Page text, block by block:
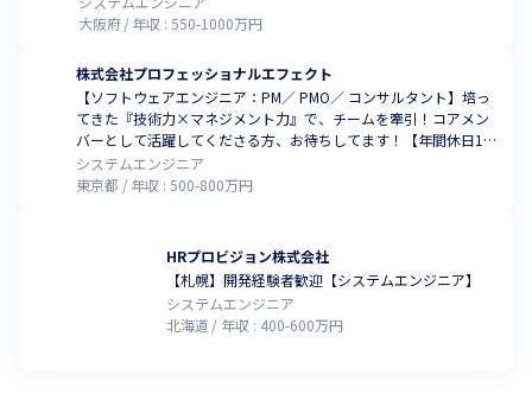
大阪府
年収 :550-1000万円
株式会社プロフェッショナルエフェクト
【ソフトウェアエンジニア：PM／ PMO／ コンサルタント】培っ
てきた『技術力×マネジメント力』で、チームを牽引！コアメン
バーとして活躍してくださる方、お待ちしてます！【年間休日12
5日以上】
システムエンジニア
東京都
年収 : 500-800万円
HRプロビジョン株式会社
【札幌】開発経験者歓迎【システムエンジニア】
システムエンジニア
北海道
年収 : 400-600万円